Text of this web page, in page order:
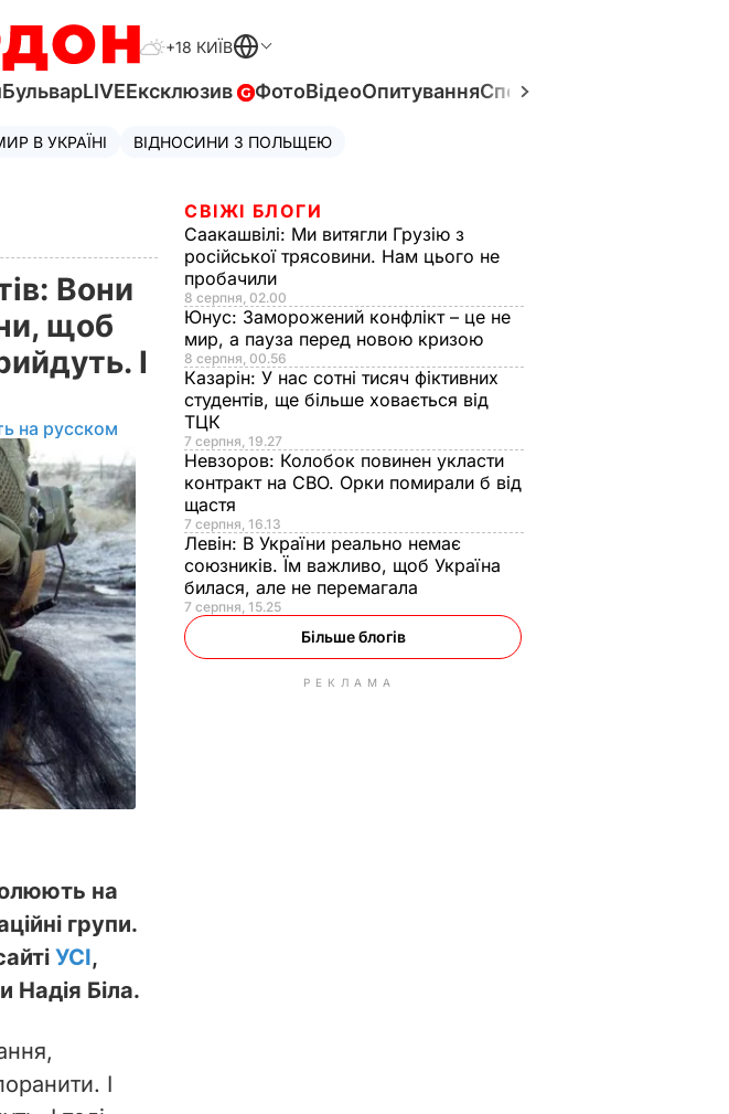
+18 КИЇВ
БульварLIVEЕксклюзив ФотоВідеоОпитуванняСпецпроєкти
В УКРАЇНІ ВІДНОСИНИ З ПОЛЬЩЕЮ
Вони
щоб
І
на русском
на
групи.
УСІ,
Надія Біла.
І
СВІЖІ БЛОГИ
Саакашвілі: Ми витягли Грузію з
російської трясовини. Нам цього не
пробачили
8 серпня, 02.00
Юнус: Заморожений конфлікт – це не
мир, а пауза перед новою кризою
8 серпня, 00.56
Казарін: У нас сотні тисяч фіктивних
студентів, ще більше ховається від
ТЦК
7 серпня, 19.27
Невзоров: Колобок повинен укласти
контракт на СВО. Орки помирали б від
щастя
7 серпня, 16.13
Левін: В України реально немає
союзників. Їм важливо, щоб Україна
билася, але не перемагала
7 серпня, 15.25
Більше блогів
РЕКЛАМА